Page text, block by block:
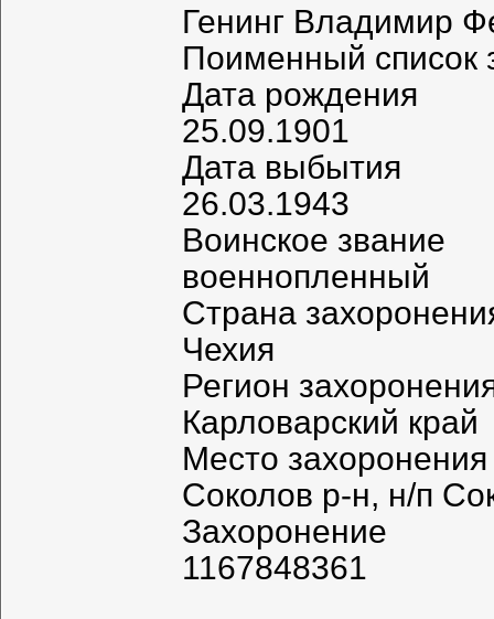
Генинг Владимир
Поименный список
Дата рождения
25.09.1901
Дата выбытия
26.03.1943
Воинское звание
военнопленный
Страна
Чехия
Регион
Карловарский край
Место захоронения
Соколов р-н, н/п
Захоронение
1167848361